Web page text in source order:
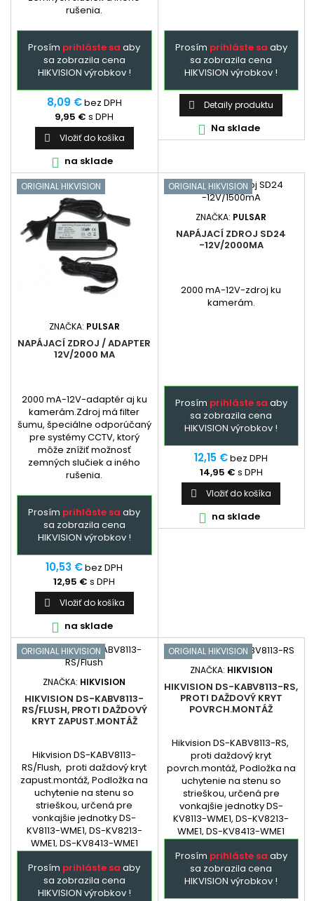
rušenia.
Prosím prihláste sa aby
sa zobrazila cena
HIKVISION výrobkov !
8,09 €bez DPH
9,95 € s DPH
 Vložiť do košíka
 na sklade
Prosím prihláste sa aby
sa zobrazila cena
HIKVISION výrobkov !
 Detaily produktu
 Na sklade
ORIGINAL HIKVISION
ZNAČKA: PULSAR
NAPÁJACÍ ZDROJ / ADAPTER
12V/2000 MA
2000 mA-12V-adaptér aj ku
kamerám.Zdroj má filter
šumu, špeciálne odporúčaný
pre systémy CCTV, ktorý
môže znížiť možnosť
zemných slučiek a iného
rušenia.
Prosím prihláste sa aby
sa zobrazila cena
HIKVISION výrobkov !
10,53 €bez DPH
12,95 € s DPH
 Vložiť do košíka
 na sklade
ORIGINAL HIKVISION
ZNAČKA: PULSAR
NAPÁJACÍ ZDROJ SD24
-12V/2000MA
2000 mA-12V-zdroj ku
kamerám.
Prosím prihláste sa aby
sa zobrazila cena
HIKVISION výrobkov !
12,15 €bez DPH
14,95 € s DPH
 Vložiť do košíka
 na sklade
ORIGINAL HIKVISION
ZNAČKA: HIKVISION
HIKVISION DS-KABV8113-
RS/FLUSH, PROTI DAŽDOVÝ
KRYT ZAPUST.MONTÁŽ
Hikvision DS-KABV8113-
RS/Flush, proti daždový kryt
zapust.montáž, Podložka na
uchytenie na stenu so
strieškou, určená pre
vonkajšie jednotky DS-
KV8113-WME1, DS-KV8213-
WME1, DS-KV8413-WME1
Prosím prihláste sa aby
sa zobrazila cena
HIKVISION výrobkov !
ORIGINAL HIKVISION
ZNAČKA: HIKVISION
HIKVISION DS-KABV8113-RS,
PROTI DAŽDOVÝ KRYT
POVRCH.MONTÁŽ
Hikvision DS-KABV8113-RS,
proti daždový kryt
povrch.montáž, Podložka na
uchytenie na stenu so
strieškou, určená pre
vonkajšie jednotky DS-
KV8113-WME1, DS-KV8213-
WME1, DS-KV8413-WME1
Prosím prihláste sa aby
sa zobrazila cena
HIKVISION výrobkov !